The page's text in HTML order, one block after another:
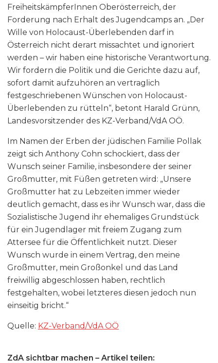
FreiheitskämpferInnen Oberösterreich, der
Forderung nach Erhalt des Jugendcamps an. „Der
Wille von Holocaust-Überlebenden darf in
Österreich nicht derart missachtet und ignoriert
werden – wir haben eine historische Verantwortung.
Wir fordern die Politik und die Gerichte dazu auf,
sofort damit aufzuhören an vertraglich
festgeschriebenen Wünschen von Holocaust-
Überlebenden zu rütteln“, betont Harald Grünn,
Landesvorsitzender des KZ-Verband/VdA OÖ.
Im Namen der Erben der jüdischen Familie Pollak
zeigt sich Anthony Cohn schockiert, dass der
Wunsch seiner Familie, insbesondere der seiner
Großmutter, mit Füßen getreten wird: „Unsere
Großmutter hat zu Lebzeiten immer wieder
deutlich gemacht, dass es ihr Wunsch war, dass die
Sozialistische Jugend ihr ehemaliges Grundstück
für ein Jugendlager mit freiem Zugang zum
Attersee für die Öffentlichkeit nutzt. Dieser
Wunsch wurde in einem Vertrag, den meine
Großmutter, mein Großonkel und das Land
freiwillig abgeschlossen haben, rechtlich
festgehalten, wobei letzteres diesen jedoch nun
einseitig bricht.“
Quelle: KZ-Verband/VdA OÖ
ZdA sichtbar machen – Artikel teilen: